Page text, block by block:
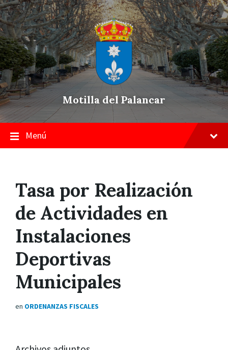
Skip
to
content
Saltar
a
la
navegación
principal
Saltar
a
pie
de
página
Motilla del Palancar
Menú
Tasa por Realización
de Actividades en
Instalaciones
Deportivas
Municipales
en ORDENANZAS FISCALES